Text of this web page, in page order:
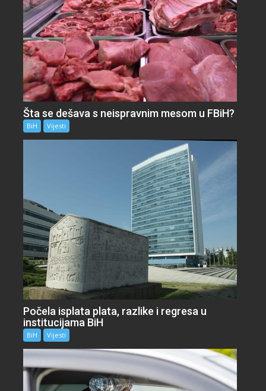
Šta se dešava s neispravnim mesom u FBiH?
BiH Vijesti
Počela isplata plata, razlike i regresa u
institucijama BiH
BiH Vijesti